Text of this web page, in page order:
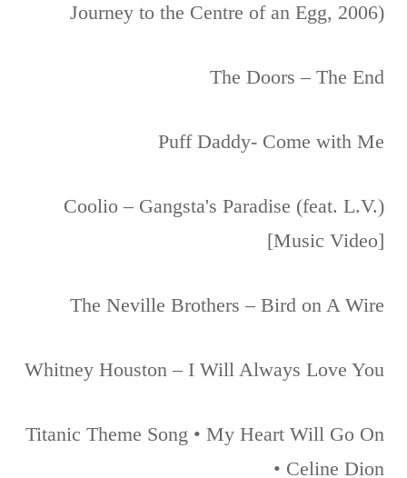
Journey to the Centre of an Egg, 2006)
The Doors – The End
Puff Daddy- Come with Me
Coolio – Gangsta's Paradise (feat. L.V.)
[Music Video]
The Neville Brothers – Bird on A Wire
Whitney Houston – I Will Always Love You
Titanic Theme Song • My Heart Will Go On
• Celine Dion